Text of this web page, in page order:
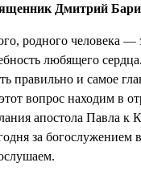
Дмитрий
родного человека —
любящего
правильно и самое
вопрос находим в
апостола Павла к
за богослужением